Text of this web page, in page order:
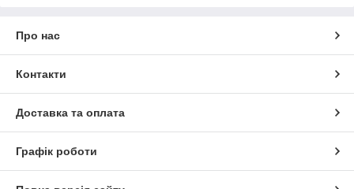
Про нас
Контакти
Доставка та оплата
Графік роботи